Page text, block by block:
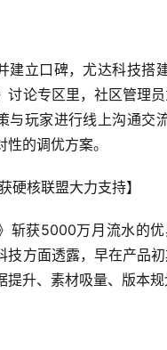
建立口碑，尤达科技搭
讨论专区里，社区管理
与玩家进行线上沟通交
的调优方案。
硬核联盟大力支持】
斩获5000万月流水的
技方面透露，早在产品
提升、素材吸量、版本